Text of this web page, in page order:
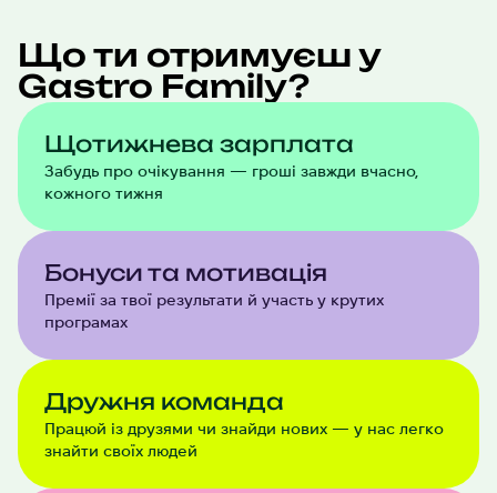
Що ти отримуєш у
Gastro Family?
Щотижнева зарплата
Забудь про очікування — гроші завжди вчасно,
кожного тижня
Бонуси та мотивація
Премії за твої результати й участь у крутих
програмах
Дружня команда
Працюй із друзями чи знайди нових — у нас легко
знайти своїх людей